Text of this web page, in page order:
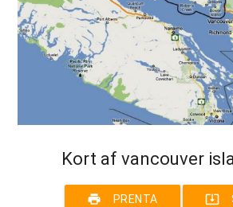
Kort af vancouver
print PRENTA system_update_alt